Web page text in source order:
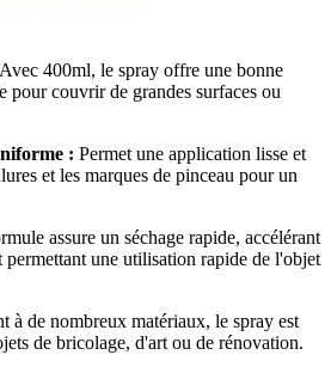
Avec 400ml, le spray offre une bonne
pour couvrir de grandes surfaces ou
: Permet une application lisse et
et les marques de pinceau pour un
assure un séchage rapide, accélérant
permettant une utilisation rapide de l'objet
à de nombreux matériaux, le spray est
de bricolage, d'art ou de rénovation.